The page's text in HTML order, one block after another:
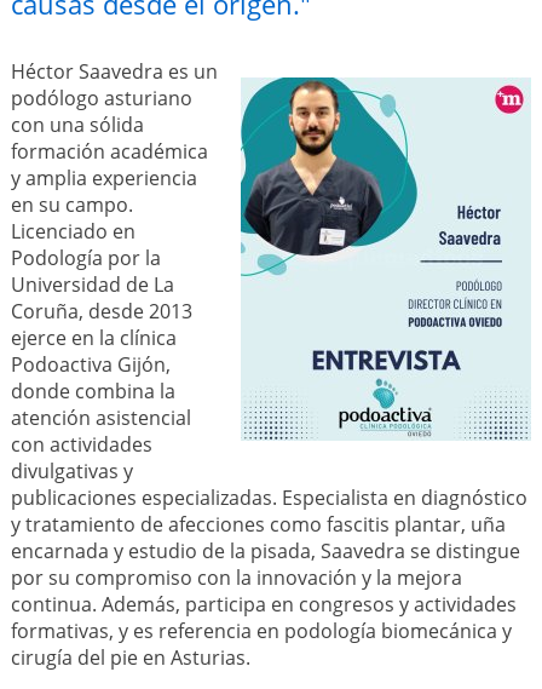
Héctor Saavedra es un
podólogo asturiano
con una sólida
formación académica
y amplia experiencia
en su campo.
Licenciado en
Podología por la
Universidad de La
Coruña, desde 2013
ejerce en la clínica
Podoactiva Gijón,
donde combina la
atención asistencial
con actividades
divulgativas y
publicaciones especializadas. Especialista en diagnóstico
y tratamiento de afecciones como fascitis plantar, uña
encarnada y estudio de la pisada, Saavedra se distingue
por su compromiso con la innovación y la mejora
continua. Además, participa en congresos y actividades
formativas, y es referencia en podología biomecánica y
cirugía del pie en Asturias.